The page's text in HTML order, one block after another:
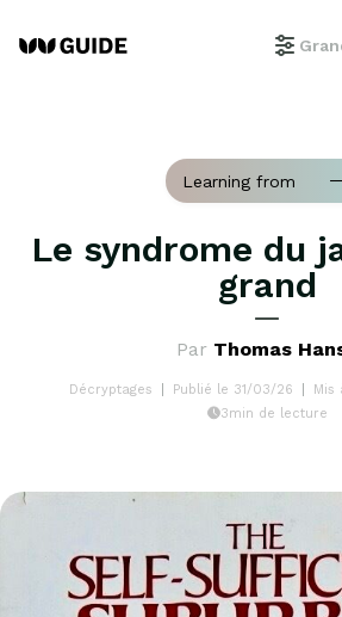
Learning from
Le syndrome du
grand
Par Thomas
Décryptages Publié le 31/03/26
Mis
3min de lecture